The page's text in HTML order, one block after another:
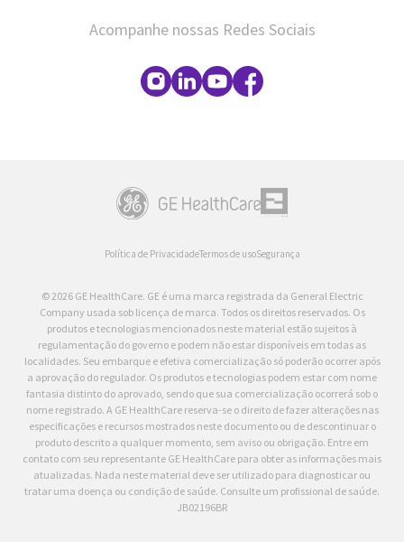
Acompanhe nossas Redes Sociais
Política de PrivacidadeTermos de usoSegurança
© 2026 GE HealthCare. GE é uma marca registrada da General Electric
Company usada sob licença de marca. Todos os direitos reservados. Os
produtos e tecnologias mencionados neste material estão sujeitos à
regulamentação do governo e podem não estar disponíveis em todas as
localidades. Seu embarque e efetiva comercialização só poderão ocorrer após
a aprovação do regulador. Os produtos e tecnologias podem estar com nome
fantasia distinto do aprovado, sendo que sua comercialização ocorrerá sob o
nome registrado. A GE HealthCare reserva-se o direito de fazer alterações nas
especificações e recursos mostrados neste documento ou de descontinuar o
produto descrito a qualquer momento, sem aviso ou obrigação. Entre em
contato com seu representante GE HealthCare para obter as informações mais
atualizadas. Nada neste material deve ser utilizado para diagnosticar ou
tratar uma doença ou condição de saúde. Consulte um profissional de saúde.
JB02196BR